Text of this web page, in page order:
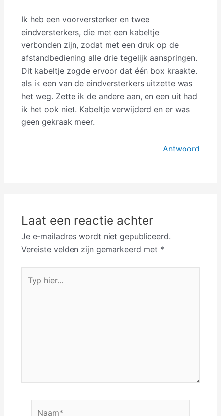
Ik heb een voorversterker en twee
eindversterkers, die met een kabeltje
verbonden zijn, zodat met een druk op de
afstandbediening alle drie tegelijk aanspringen.
Dit kabeltje zogde ervoor dat één box kraakte.
als ik een van de eindversterkers uitzette was
het weg. Zette ik de andere aan, en een uit had
ik het ook niet. Kabeltje verwijderd en er was
geen gekraak meer.
Antwoord
Laat een reactie achter
Je e-mailadres wordt niet gepubliceerd.
Vereiste velden zijn gemarkeerd met *
hier...